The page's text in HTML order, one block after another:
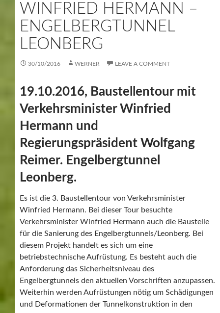
WINFRIED HERMANN –
ENGELBERGTUNNEL
LEONBERG
30/10/2016 WERNER LEAVE A COMMENT
19.10.2016, Baustellentour mit
Verkehrsminister Winfried
Hermann und
Regierungspräsident Wolfgang
Reimer. Engelbergtunnel
Leonberg.
Es ist die 3. Baustellentour von Verkehrsminister
Winfried Hermann. Bei dieser Tour besuchte
Verkehrsminister Winfried Hermann auch die Baustelle
für die Sanierung des Engelbergtunnels/Leonberg. Bei
diesem Projekt handelt es sich um eine
betriebstechnische Aufrüstung. Es besteht auch die
Anforderung das Sicherheitsniveau des
Engelbergtunnels den aktuellen Vorschriften anzupassen.
Weiterhin werden Aufrüstungen nötig um Schädigungen
und Deformationen der Tunnelkonstruktion in den